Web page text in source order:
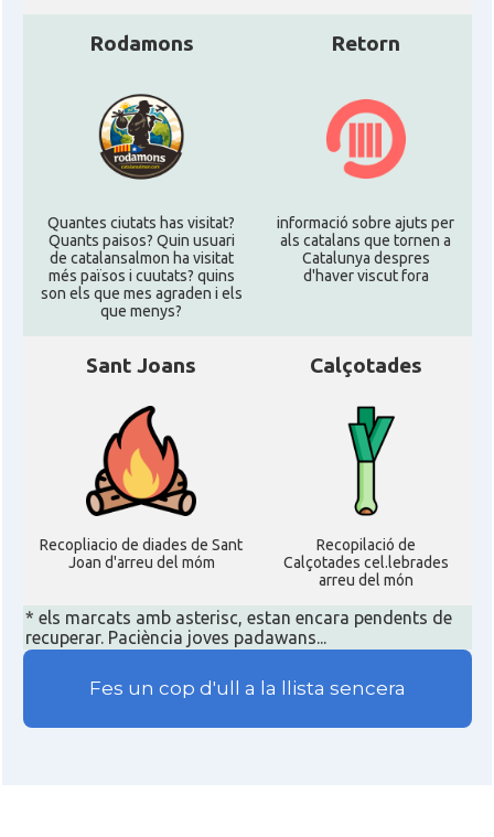
Rodamons
Quantes ciutats has visitat?
Quants paisos? Quin usuari
de catalansalmon ha visitat
més països i cuutats? quins
son els que mes agraden i els
que menys?
Retorn
informació sobre ajuts per
als catalans que tornen a
Catalunya despres
d'haver viscut fora
Sant Joans
Recopliacio de diades de Sant
Joan d'arreu del móm
Calçotades
Recopilació de
Calçotades cel.lebrades
arreu del món
* els marcats amb asterisc, estan encara pendents de
recuperar. Paciència joves padawans...
Fes un cop d'ull a la llista sencera